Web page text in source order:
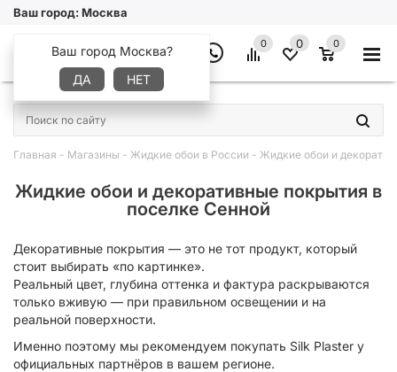
Ваш город:Москва
Ваш город Москва?
ДА
НЕТ
0 0 0
×
Главная - Магазины - Жидкие обои в России - Жидкие обои и
Жидкие обои и декоративные покрытия в
поселке Сенной
Декоративные покрытия — это не тот продукт, который
стоит выбирать «по картинке».
Реальный цвет, глубина оттенка и фактура раскрываются
только вживую — при правильном освещении и на
реальной поверхности.
Именно поэтому мы рекомендуем покупать Silk Plaster у
официальных партнёров в вашем регионе.